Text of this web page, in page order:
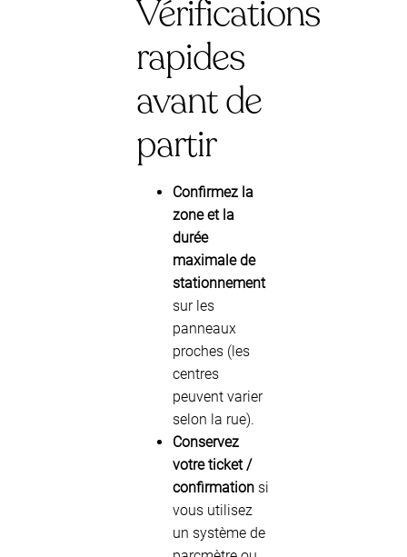
Vérifications
rapides
avant de
partir
Confirmez la
zone et la
durée
maximale de
stationnement
sur les
panneaux
proches (les
centres
peuvent varier
selon la rue).
Conservez
votre ticket /
confirmation si
vous utilisez
un système de